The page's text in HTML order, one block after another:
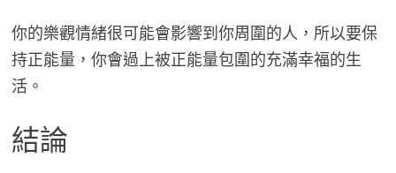
你的樂觀情緒很可能會影響到你周圍的人，所以要保
持正能量，你會過上被正能量包圍的充滿幸福的生
活。
結論